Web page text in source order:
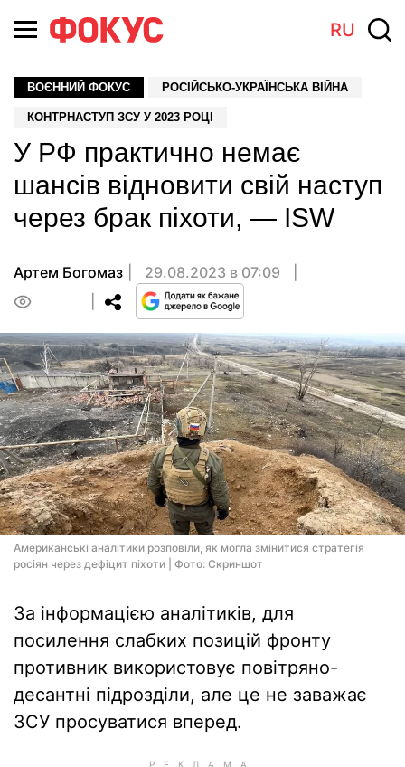
RU
ВОЄННИЙ ФОКУС РОСІЙСЬКО-УКРАЇНСЬКА ВІЙНА
КОНТРНАСТУП ЗСУ У 2023 РОЦІ
У РФ практично немає
шансів відновити свій наступ
через брак піхоти, — ISW
Артем Богомаз
29.08.2023 в 07:09
Американські аналітики розповіли, як могла змінитися стратегія
росіян через дефіцит піхоти | Фото: Скриншот
За інформацією аналітиків, для
посилення слабких позицій фронту
противник використовує повітряно-
десантні підрозділи, але це не заважає
ЗСУ просуватися вперед.